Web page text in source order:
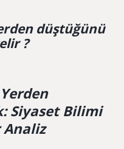
düştüğünü
?
Siyaset Bilimi